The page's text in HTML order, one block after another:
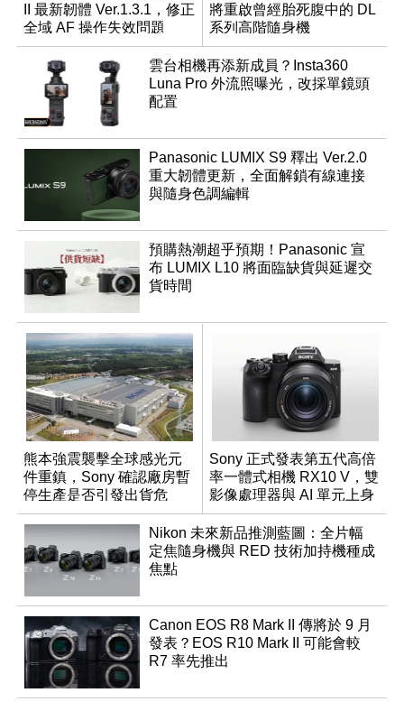
II 最新韌體 Ver.1.3.1，修正
全域 AF 操作失效問題
將重啟曾經胎死腹中的 DL
系列高階隨身機
雲台相機再添新成員？Insta360
Luna Pro 外流照曝光，改採單鏡頭
配置
Panasonic LUMIX S9 釋出 Ver.2.0
重大韌體更新，全面解鎖有線連接
與隨身色調編輯
預購熱潮超乎預期！Panasonic 宣
布 LUMIX L10 將面臨缺貨與延遲交
貨時間
熊本強震襲擊全球感光元
件重鎮，Sony 確認廠房暫
停生產是否引發出貨危
機？
Sony 正式發表第五代高倍
率一體式相機 RX10 V，雙
影像處理器與 AI 單元上身
Nikon 未來新品推測藍圖：全片幅
定焦隨身機與 RED 技術加持機種成
焦點
Canon EOS R8 Mark II 傳將於 9 月
發表？EOS R10 Mark II 可能會較
R7 率先推出